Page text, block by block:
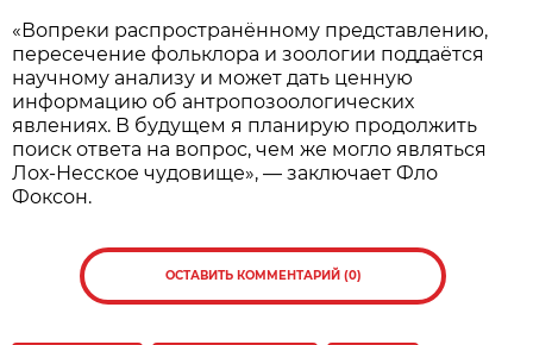
«Вопреки распространённому представлению,
пересечение фольклора и зоологии поддаётся
научному анализу и может дать ценную
информацию об антропозоологических
явлениях. В будущем я планирую продолжить
поиск ответа на вопрос, чем же могло являться
Лох-Несское чудовище», — заключает Фло
Фоксон.
ОСТАВИТЬ КОММЕНТАРИЙ (0)